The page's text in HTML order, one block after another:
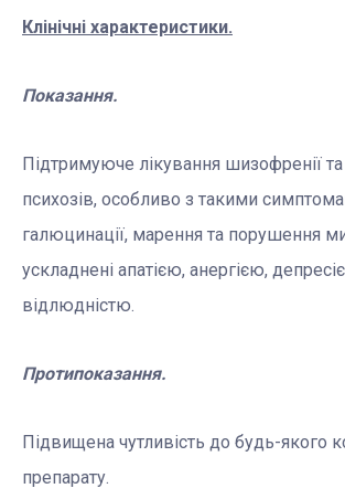
Клінічні характеристики.
Показання.
Підтримуюче лікування шизофренії
психозів, особливо з такими
галюцинації, марення та порушення
ускладнені апатією, анергією,
відлюдністю.
Протипоказання.
Підвищена чутливість до будь-якого
препарату.